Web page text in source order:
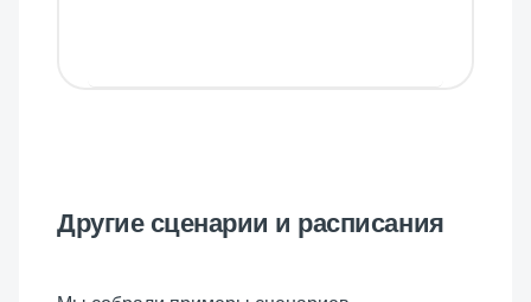
Другие сценарии и расписания